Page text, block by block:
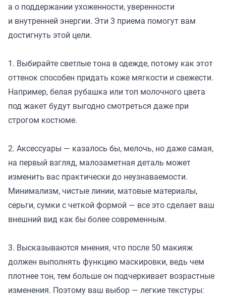
а о поддержании ухоженности, уверенности
и внутренней энергии. Эти 3 приема помогут вам
достигнуть этой цели.
1. Выбирайте светлые тона в одежде, потому как этот
оттенок способен придать коже мягкости и свежести.
Например, белая рубашка или топ молочного цвета
под жакет будут выгодно смотреться даже при
строгом костюме.
2. Аксессуары — казалось бы, мелочь, но даже самая,
на первый взгляд, малозаметная деталь может
изменить вас практически до неузнаваемости.
Минимализм, чистые линии, матовые материалы,
серьги, сумки с четкой формой — все это сделает ваш
внешний вид как бы более современным.
3. Высказываются мнения, что после 50 макияж
должен выполнять функцию маскировки, ведь чем
плотнее тон, тем больше он подчеркивает возрастные
изменения. Поэтому ваш выбор — легкие текстуры: